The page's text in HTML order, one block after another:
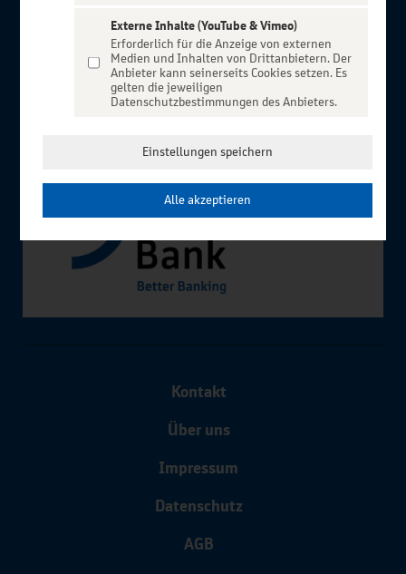
Service für alle Kunden der BBBank. Auf unserem einzigartigen
Portal finden Sie Tickets für atemberaubende Konzerte,
Musicals und Shows, die Fußball-Bundesliga sowie die
Champions League und die Europa League.
In Zusammenarbeit mit
Kontakt
Über uns
Impressum
Datenschutz
AGB
Externe Inhalte (YouTube & Vimeo)
Erforderlich für die Anzeige von externen
Medien und Inhalten von Drittanbietern. Der
Anbieter kann seinerseits Cookies setzen. Es
gelten die jeweiligen
Datenschutzbestimmungen des Anbieters.
Einstellungen speichern
Alle akzeptieren